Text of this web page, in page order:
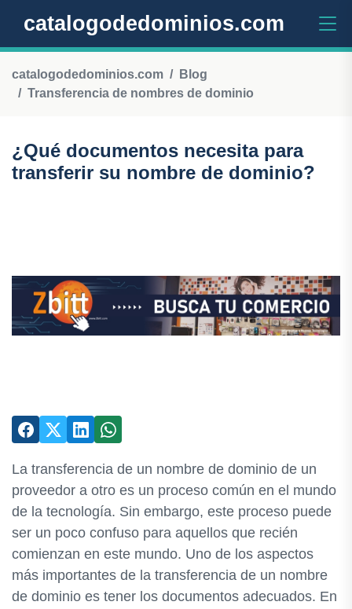
catalogodedominios.com
catalogodedominios.com
Blog
Transferencia de nombres de dominio
¿Qué documentos necesita para
transferir su nombre de dominio?
La transferencia de un nombre de dominio de un
proveedor a otro es un proceso común en el mundo
de la tecnología. Sin embargo, este proceso puede
ser un poco confuso para aquellos que recién
comienzan en este mundo. Uno de los aspectos
más importantes de la transferencia de un nombre
de dominio es tener los documentos adecuados. En